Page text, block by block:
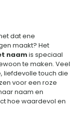
dat ene
maakt? Het
naamis speciaal
te maken. Veel
liefdevolle touch die
voor een roze
naam en
hoe waardevol en